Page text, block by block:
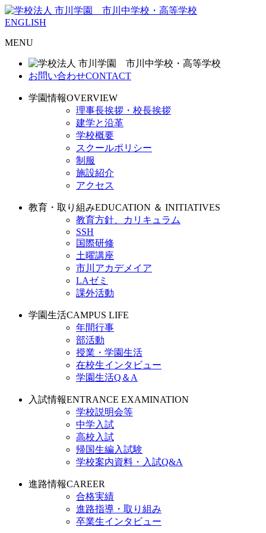
ENGLISH
MENU
お問い合わせCONTACT
学園情報OVERVIEW
理事長挨拶・校長挨拶
建学と沿革
学校概要
スクールポリシー
制服
施設紹介
アクセス
教育・取り組みEDUCATION ＆ INITIATIVES
教育方針、カリキュラム
SSH
国際研修
土曜講座
市川アカデメイア
LAゼミ
課外活動
学園生活CAMPUS LIFE
年間行事
部活動
授業・学園生活
在校生インタビュー
学園生活Q＆A
入試情報ENTRANCE EXAMINATION
学校説明会等
中学入試
高校入試
帰国生編入試験
学校案内資料・入試Q&A
進路情報CAREER
合格実績
進路指導・取り組み
卒業生インタビュー